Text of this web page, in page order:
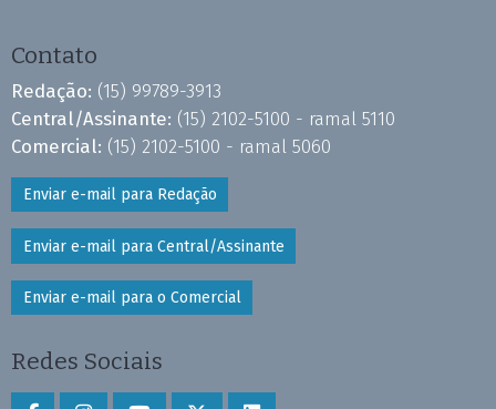
Contato
Redação: (15) 99789-3913
Central/Assinante: (15) 2102-5100 - ramal 5110
Comercial: (15) 2102-5100 - ramal 5060
Enviar e-mail para Redação
Enviar e-mail para Central/Assinante
Enviar e-mail para o Comercial
Redes Sociais